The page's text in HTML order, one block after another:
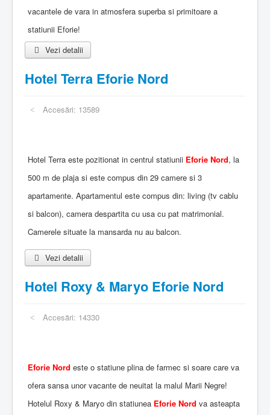
vacantele de vara in atmosfera superba si primitoare a
statiunii Eforie!
Vezi detalii
Hotel Terra Eforie Nord
Accesări: 13589
Hotel Terra este pozitionat in centrul statiunii Eforie Nord, la
500 m de plaja si este compus din 29 camere si 3
apartamente. Apartamentul este compus din: living (tv cablu
si balcon), camera despartita cu usa cu pat matrimonial.
Camerele situate la mansarda nu au balcon.
Vezi detalii
Hotel Roxy & Maryo Eforie Nord
Accesări: 14330
Eforie Nord este o statiune plina de farmec si soare care va
ofera sansa unor vacante de neuitat la malul Marii Negre!
Hotelul Roxy & Maryo din statiunea Eforie Nord va asteapta